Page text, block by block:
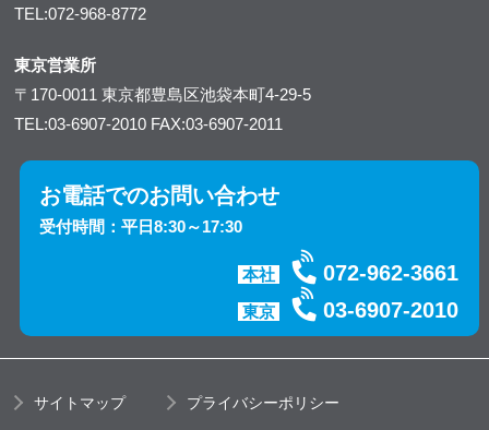
TEL:072-968-8772
東京営業所
〒170-0011東京都豊島区池袋本町4-29-5
TEL:03-6907-2010 FAX:03-6907-2011
お電話でのお問い合わせ
受付時間：平日8:30～17:30
本社 072-962-3661
東京 03-6907-2010
サイトマップ プライバシーポリシー